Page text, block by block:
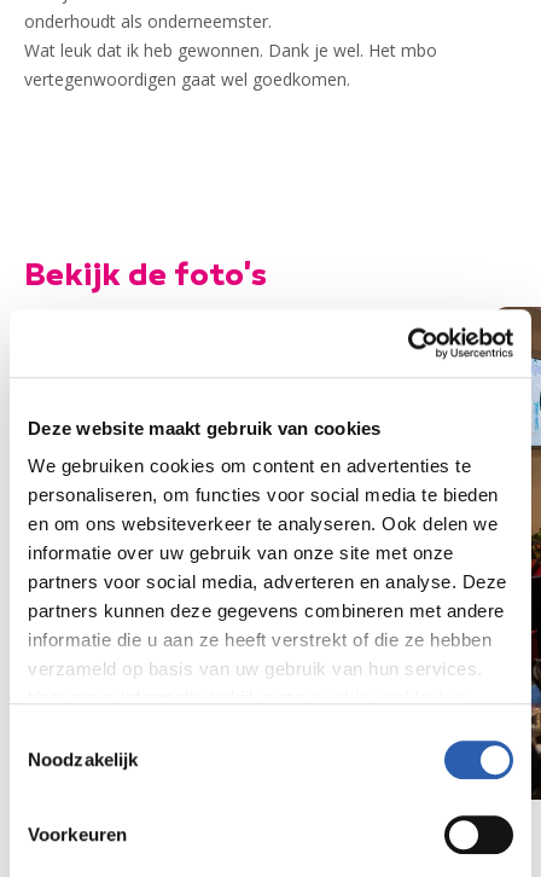
Deze website maakt gebruik van cookies
We gebruiken cookies om content en advertenties te
personaliseren, om functies voor social media te bieden
en om ons websiteverkeer te analyseren. Ook delen we
informatie over uw gebruik van onze site met onze
partners voor social media, adverteren en analyse. Deze
partners kunnen deze gegevens combineren met andere
informatie die u aan ze heeft verstrekt of die ze hebben
verzameld op basis van uw gebruik van hun services.
We werken samen met
die uw gegevens
Noodzakelijk
Voorkeuren
onderhoudt als onderneemster.
Wat leuk dat ik heb gewonnen. Dank je wel. Het mbo
vertegenwoordigen gaat wel goedkomen.
Bekijk de foto's